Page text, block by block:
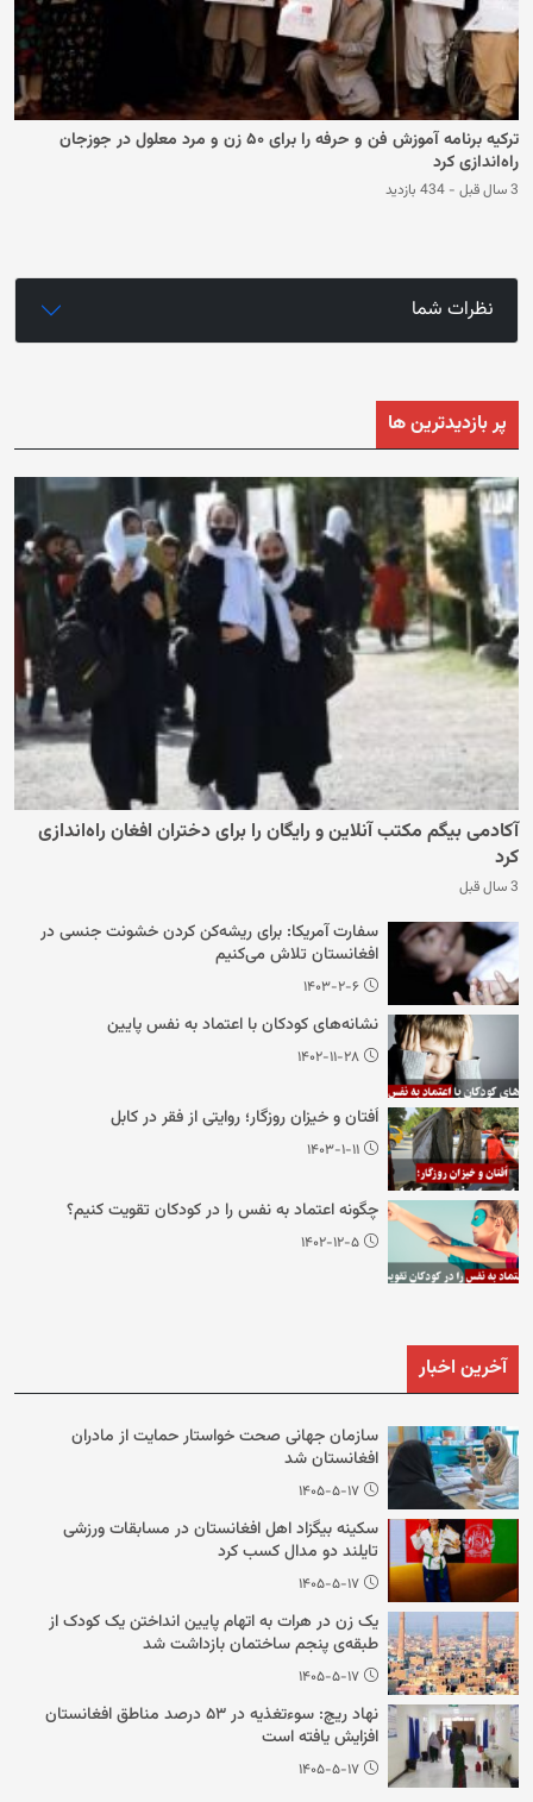
ترکیه برنامه آموزش فن و حرفه را برای ۵۰ زن و مرد معلول در جوزجان
راه‌اندازی کرد
3 سال قبل - 434 بازدید
نظرات شما
پر بازدیدترین ها
آکادمی بیگم مکتب آنلاین و رایگان را برای دختران افغان راه‌اندازی
کرد
3 سال قبل
سفارت آمریکا: برای ریشه‌کن کردن خشونت جنسی در
افغانستان تلاش می‌کنیم
۱۴۰۳-۲-۶
نشانه‌های کودکان با اعتماد به نفس پایین
۱۴۰۲-۱۱-۲۸
اُفتان و خیزان روزگار؛ روایتی از فقر در کابل
۱۴۰۳-۱-۱۱
چگونه اعتماد به نفس را در کودکان تقویت کنیم؟
۱۴۰۲-۱۲-۵
آخرین اخبار
سازمان جهانی صحت خواستار حمایت از مادران
افغانستان شد
۱۴۰۵-۵-۱۷
سکینه بیگزاد اهل افغانستان در مسابقات ورزشی
تایلند دو مدال کسب کرد
۱۴۰۵-۵-۱۷
یک زن در هرات به اتهام پایین انداختن یک کودک از
طبقه‌ی پنجم ساختمان بازداشت شد
۱۴۰۵-۵-۱۷
نهاد ریچ: سوءتغذیه در ۵۳ درصد مناطق افغانستان
افزایش یافته است
۱۴۰۵-۵-۱۷